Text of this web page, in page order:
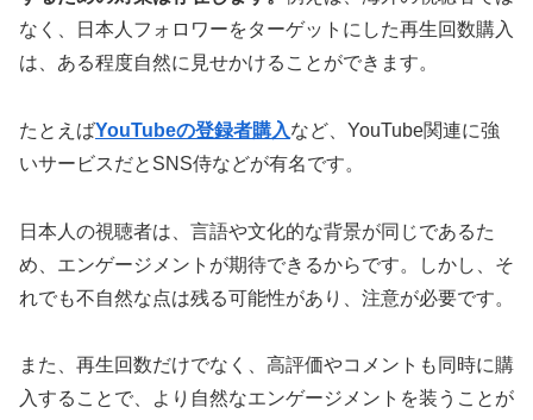
なく、日本人フォロワーをターゲットにした再生回数購入
は、ある程度自然に見せかけることができます。
たとえばYouTubeの登録者購入など、YouTube関連に強
いサービスだとSNS侍などが有名です。
日本人の視聴者は、言語や文化的な背景が同じであるた
め、エンゲージメントが期待できるからです。しかし、そ
れでも不自然な点は残る可能性があり、注意が必要です。
また、再生回数だけでなく、高評価やコメントも同時に購
入することで、より自然なエンゲージメントを装うことが